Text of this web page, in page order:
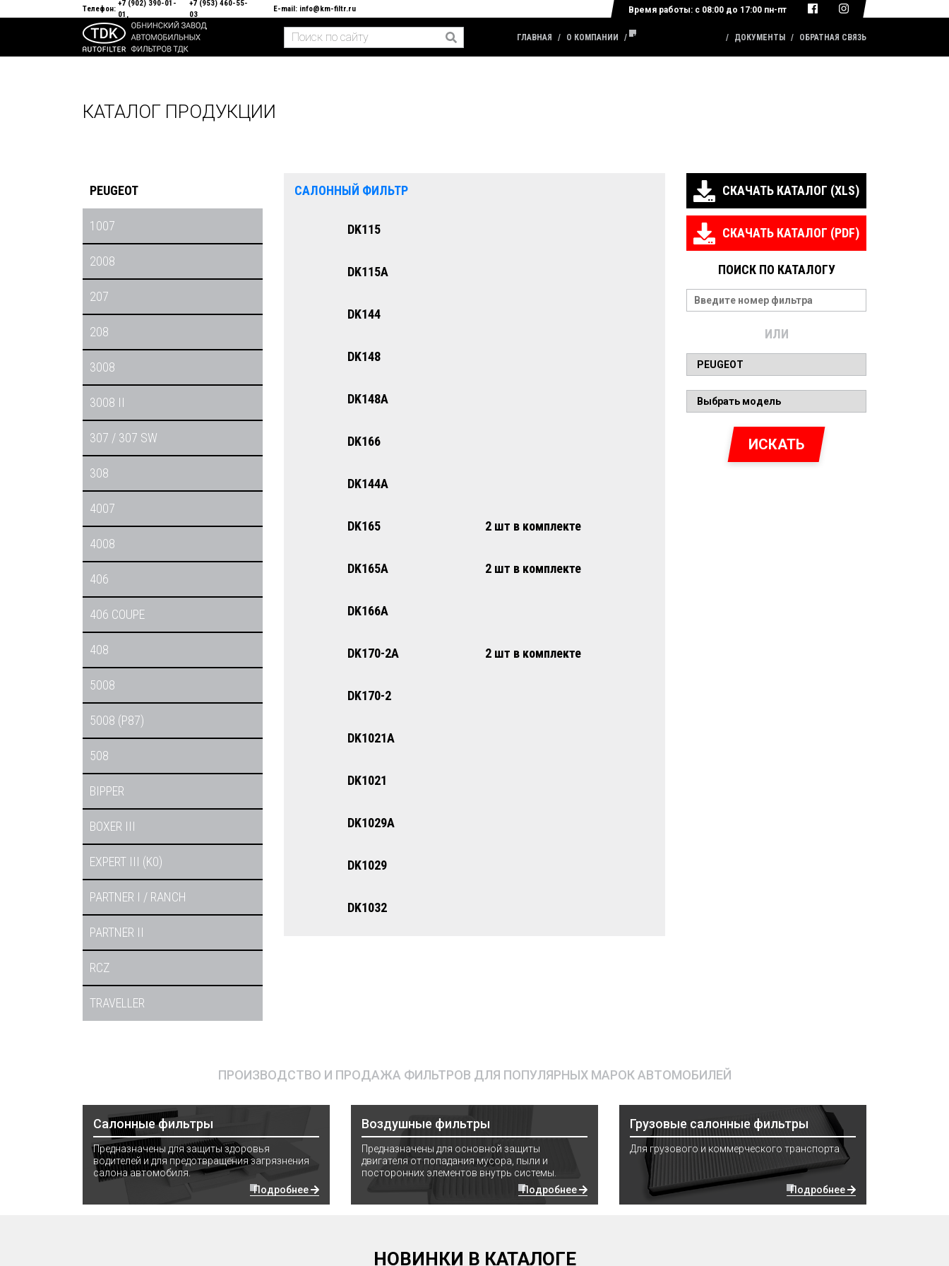
Телефон:
+7 (902) 390-01-
01
+7 (953) 460-55-
03
E-mail: info@km-filtr.ru Время работы: с 08:00 до 17:00 пн-пт
ГЛАВНАЯ О КОМПАНИИ КАТАЛОГ ПРОДУКЦИИ ДОКУМЕНТЫ ОБРАТНАЯ СВЯЗЬ
КАТАЛОГ ПРОДУКЦИИ
PEUGEOT
1007
2008
207
208
3008
3008 II
307 / 307 SW
308
4007
4008
406
406 COUPE
408
5008
5008 (P87)
508
BIPPER
BOXER III
EXPERT III (K0)
PARTNER I / RANCH
PARTNER II
RCZ
TRAVELLER
САЛОННЫЙ ФИЛЬТР
DK115
DK115A
DK144
DK148
DK148A
DK166
DK144A
DK165 2 шт в комплекте
DK165A 2 шт в комплекте
DK166А
DK170-2A 2 шт в комплекте
DK170-2
DK1021A
DK1021
DK1029A
DK1029
DK1032
СКАЧАТЬ КАТАЛОГ (XLS)
СКАЧАТЬ КАТАЛОГ (PDF)
ПОИСК ПО КАТАЛОГУ
ИЛИ
ИСКАТЬ
ПРОИЗВОДСТВО И ПРОДАЖА ФИЛЬТРОВ ДЛЯ ПОПУЛЯРНЫХ МАРОК АВТОМОБИЛЕЙ
Салонные фильтры
Предназначены для защиты здоровья
водителей и для предотвращения загрязнения
салона автомобиля.
Подробнее
Воздушные фильтры
Предназначены для основной защиты
двигателя от попадания мусора, пыли и
посторонних элементов внутрь системы.
Подробнее
Грузовые салонные фильтры
Для грузового и коммерческого транспорта
Подробнее
НОВИНКИ В КАТАЛОГЕ